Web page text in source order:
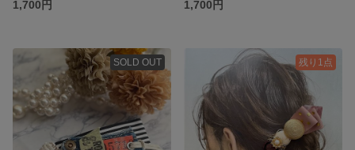
1,700円
1,700円
SOLD OUT 残り1点